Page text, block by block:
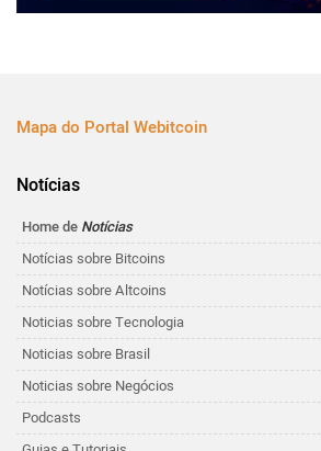
Mapa do Portal Webitcoin
Notícias
Home de Notícias
Notícias sobre Bitcoins
Notícias sobre Altcoins
Noticias sobre Tecnologia
Noticias sobre Brasil
Noticias sobre Negócios
Podcasts